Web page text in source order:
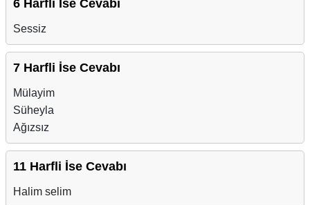
6 Harfli İse Cevabı
Sessiz
7 Harfli İse Cevabı
Mülayim
Süheyla
Ağızsız
11 Harfli İse Cevabı
Halim selim